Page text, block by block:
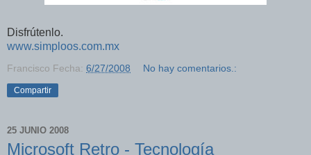
Disfrútenlo.
www.simploos.com.mx
Francisco Fecha: 6/27/2008 No hay comentarios.:
Compartir
25 JUNIO 2008
Microsoft Retro - Tecnología